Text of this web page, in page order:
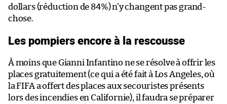
dollars (réduction de 84%) n’y changent pas grand-
chose.
Les pompiers encore à la rescousse
À moins que Gianni Infantino ne se résolve à offrir les
places gratuitement (ce qui a été fait à Los Angeles, où
la FIFA a offert des places aux secouristes présents
lors des incendies en Californie), il faudra se préparer